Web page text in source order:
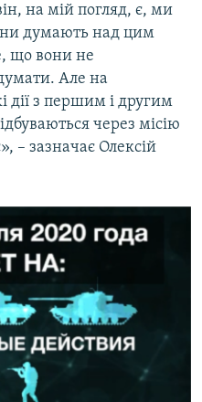
на мій погляд, є, ми
думають над цим
що вони не
Але на
дії з першим і другим
через місію
– зазначає Олексій